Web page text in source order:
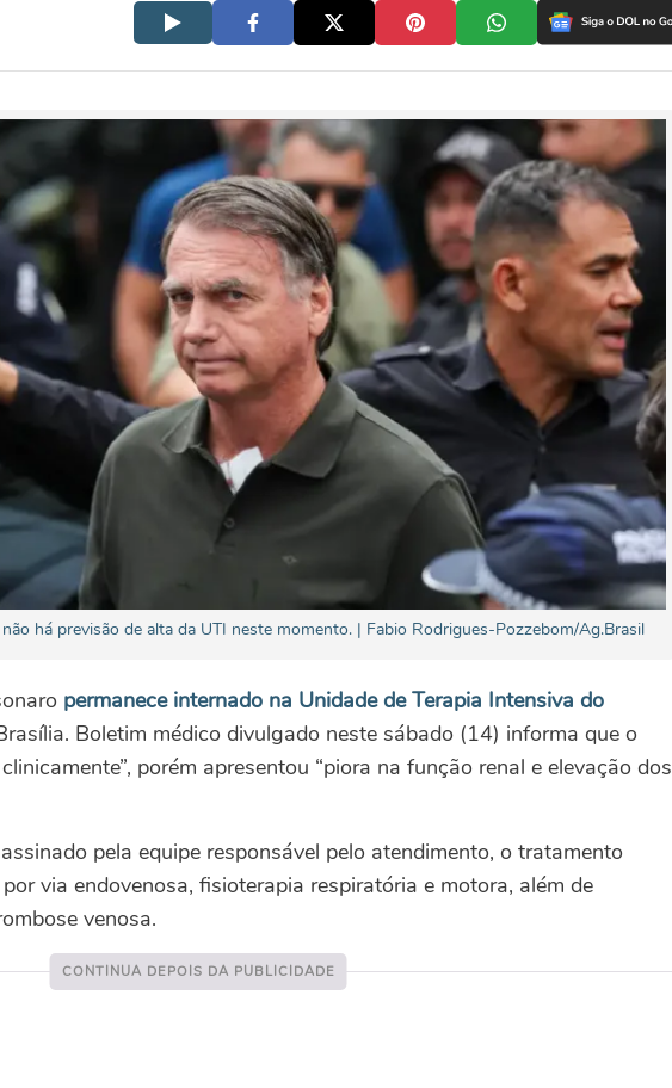
há previsão de alta da UTI neste momento. | Fabio Rodrigues-Pozzebom/Ag.Brasil
permanece internado na Unidade de Terapia Intensiva do
Boletim médico divulgado neste sábado (14) informa que o
porém apresentou “piora na função renal e elevação dos
pela equipe responsável pelo atendimento, o tratamento
via endovenosa, fisioterapia respiratória e motora, além de
venosa.